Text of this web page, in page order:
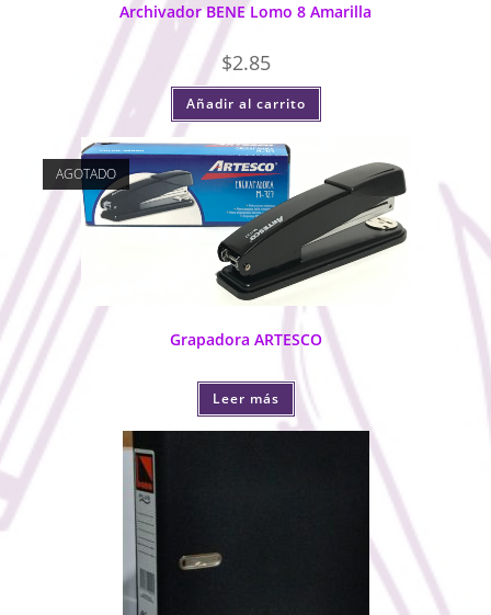
Archivador BENE Lomo 8 Amarilla
$2.85
Añadir al carrito
AGOTADO
Grapadora ARTESCO
Leer más